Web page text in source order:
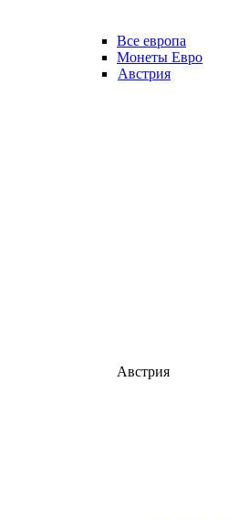
Все европа
Монеты Евро
Австрия
Австрия